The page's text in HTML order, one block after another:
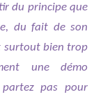
du principe que
du fait de son
surtout bien trop
une démo
pas pour